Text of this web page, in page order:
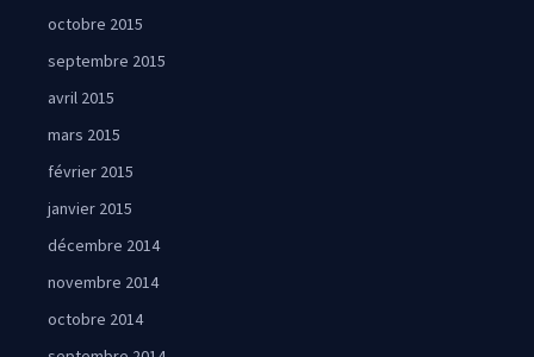
octobre 2015
septembre 2015
avril 2015
mars 2015
février 2015
janvier 2015
décembre 2014
novembre 2014
octobre 2014